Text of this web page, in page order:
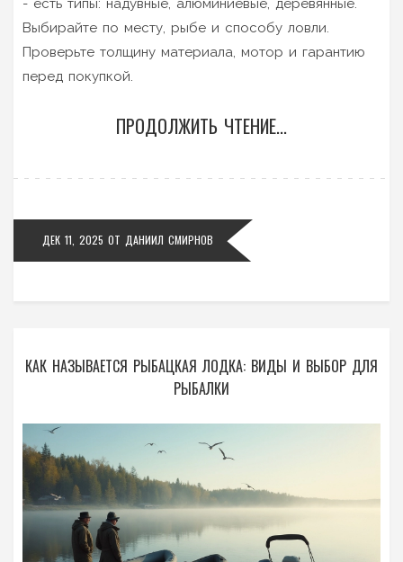
- есть типы: надувные, алюминиевые, деревянные.
Выбирайте по месту, рыбе и способу ловли.
Проверьте толщину материала, мотор и гарантию
перед покупкой.
ПРОДОЛЖИТЬ ЧТЕНИЕ...
ДЕК 11, 2025 ОТ ДАНИИЛ СМИРНОВ
КАК НАЗЫВАЕТСЯ РЫБАЦКАЯ ЛОДКА: ВИДЫ И ВЫБОР ДЛЯ
РЫБАЛКИ